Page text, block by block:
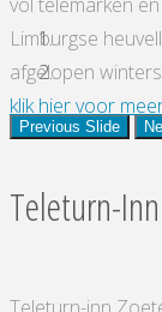
Previous Slide
Limburgse
afgelopen
klik hier voor
Teleturn-Inn